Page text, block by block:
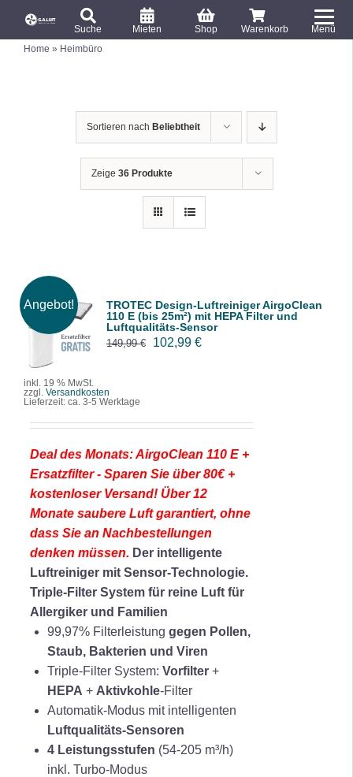
T
o
e
N
i
S
Suche Warenkorb
Mieten Shop
Menü
Home » Heimbüro
Sortieren nach Beliebtheit
Zeige 36 Produkte
Angebot!
IN DEN
WARENK
/
TROTEC Design-Luftreiniger AirgoClean
110 E (bis 25m²) mit HEPA Filter und
Luftqualitäts-Sensor
149,99€
U
r
n
g
l
i
c
h
e
r
P
r
e
i
s
w
a
r
102,99 €A
e
l
e
r
P
r
e
i
s
s
t
:
0
,
inkl. 19 % MwSt.
zzgl. Versandkosten
Lieferzeit: ca. 3-5 Werktage
Deal des Monats: AirgoClean 110 E +
Ersatzfilter - Sparen Sie über 80€ +
kostenloser Versand! Über 12
Monate saubere Luft garantiert, ohne
dass Sie an Nachbestellungen
denken müssen. Der intelligente
Luftreiniger mit Sensor-Technologie.
Triple-Filter System für reine Luft für
Allergiker und Familien
99,97% Filterleistunggegen Pollen,
Staub, Bakterien und Viren
Triple-Filter System:Vorfilter +
HEPA + Aktivkohle-Filter
Automatik-Modus mit intelligenten
Luftqualitäts-Sensoren
4 Leistungsstufen (54-205 m³/h)
inkl. Turbo-Modus